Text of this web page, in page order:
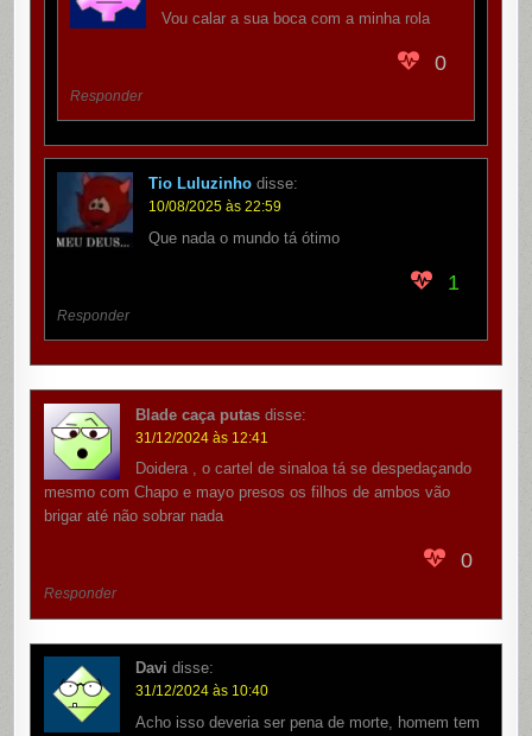
Vou calar a sua boca com a minha rola
0
Responder
Tio Luluzinho disse:
10/08/2025 às 22:59
Que nada o mundo tá ótimo
1
Responder
Blade caça putas disse:
31/12/2024 às 12:41
Doidera , o cartel de sinaloa tá se despedaçando
mesmo com Chapo e mayo presos os filhos de ambos vão
brigar até não sobrar nada
0
Responder
Davi disse:
31/12/2024 às 10:40
Acho isso deveria ser pena de morte, homem tem